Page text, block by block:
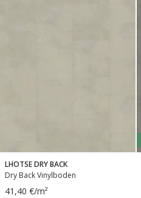
LHOTSE DRY BACK
Dry Back Vinylboden
41,40 €/m²